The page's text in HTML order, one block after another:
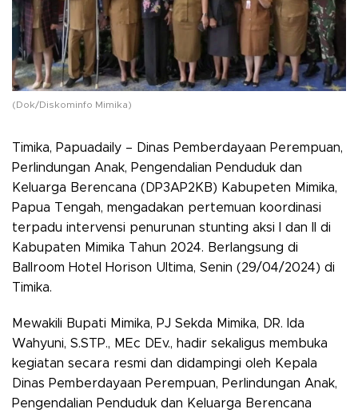
(Dok/Diskominfo Mimika)
Timika, Papuadaily – Dinas Pemberdayaan Perempuan,
Perlindungan Anak, Pengendalian Penduduk dan
Keluarga Berencana (DP3AP2KB) Kabupeten Mimika,
Papua Tengah, mengadakan pertemuan koordinasi
terpadu intervensi penurunan stunting aksi I dan II di
Kabupaten Mimika Tahun 2024. Berlangsung di
Ballroom Hotel Horison Ultima, Senin (29/04/2024) di
Timika.
Mewakili Bupati Mimika, PJ Sekda Mimika, DR. Ida
Wahyuni, S.STP., MEc DEv., hadir sekaligus membuka
kegiatan secara resmi dan didampingi oleh Kepala
Dinas Pemberdayaan Perempuan, Perlindungan Anak,
Pengendalian Penduduk dan Keluarga Berencana